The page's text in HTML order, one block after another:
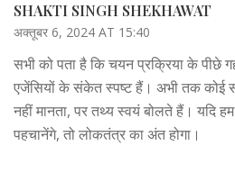
SHAKTI SINGH SHEKHAWAT
अक्तूबर 6, 2024 AT 15:40
सभी को पता है कि चयन प्रक्रिया के पीछे
एजेंसियों के संकेत स्पष्ट हैं। अभी तक कोई
नहीं मानता, पर तथ्य स्वयं बोलते हैं। यदि
पहचानेंगे, तो लोकतंत्र का अंत होगा।